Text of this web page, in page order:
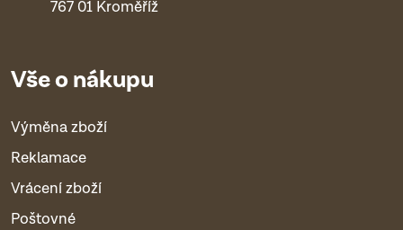
767 01 Kroměříž
Vše o nákupu
Výměna zboží
Reklamace
Vrácení zboží
Poštovné